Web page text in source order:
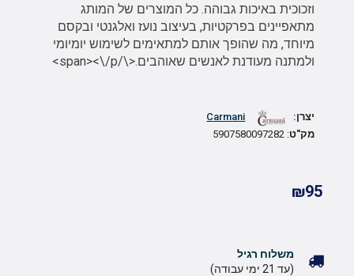
וזכוכית באיכות גבוהה. כל המוצרים של המותג
מתאפיינים בפרקטיות, בעיצוב נועז ואלגנטי ובקסם
מיוחד, מה שהופך אותם למתאימים לשימוש יומיומי
ולמתנה מעודנת לאנשים שאוהבים.<\/span><\/p>
יצרן:
Carmani
מק"ט: 5907580097282
₪95
משלוח רגיל
(עד 21 ימי עבודה)